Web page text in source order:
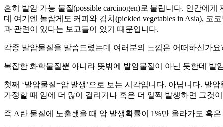
흔히 발암 가능 물질(possible carcinogen)로 불립니다. 인간에
데 여기엔 놀랍게도 커피와 김치(pickled vegetables in Asia),
과 관련이 있다는 보고들이 있기 때문입니다.
각종 발암물질을 말씀드렸는데 여러분의 느낌은 어떠하신가요
복잡한 화학물질뿐 아니라 뜻밖에 발암물질이 아닌 듯한데 발
첫째 ‘발암물질=암 발생’으로 보는 시각입니다. 아닙니다. 발
가정할 때 암에 더 많이 걸리거나 혹은 더 일찍 발생하면 그것
즉 A란 물질에 노출됐을 때 암 발생확률이 1%만 올라가도 혹